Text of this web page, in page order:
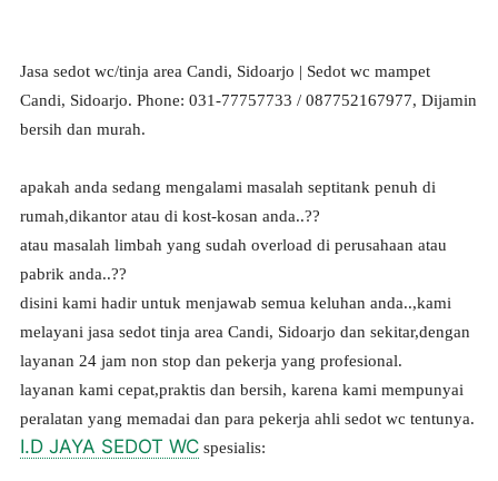
Jasa sedot wc/tinja area Candi, Sidoarjo | Sedot wc mampet
Candi, Sidoarjo. Phone: 031-77757733 / 087752167977, Dijamin
bersih dan murah.
apakah anda sedang mengalami masalah septitank penuh di
rumah,dikantor atau di kost-kosan anda..??
atau masalah limbah yang sudah overload di perusahaan atau
pabrik anda..??
disini kami hadir untuk menjawab semua keluhan anda..,kami
melayani jasa sedot tinja area Candi, Sidoarjo dan sekitar,dengan
layanan 24 jam non stop dan pekerja yang profesional.
layanan kami cepat,praktis dan bersih, karena kami mempunyai
peralatan yang memadai dan para pekerja ahli sedot wc tentunya.
I.D JAYA SEDOT WC spesialis: